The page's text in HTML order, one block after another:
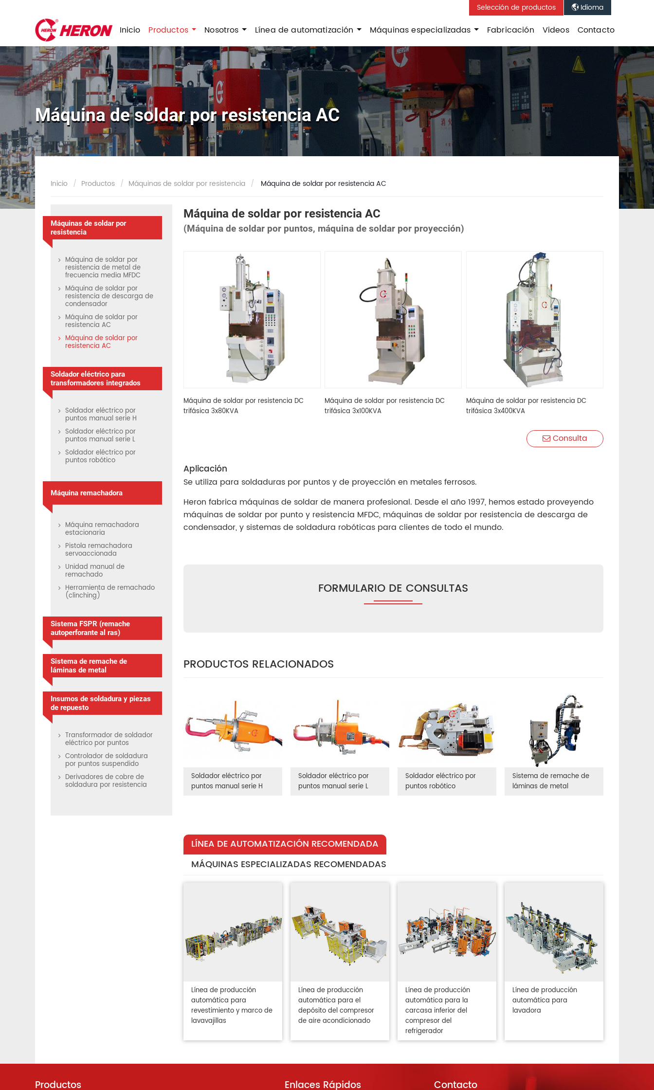
Selección de productos  Idioma
Inicio Productos Nosotros Línea de automatización Máquinas especializadas Fabricación Videos Contacto
Máquina de soldar por resistencia AC
Inicio Productos Máquinas de soldar por resistencia Máquina de soldar por resistencia AC
Máquina de soldar por resistencia AC
(Máquina de soldar por puntos, máquina de soldar por proyección)
Máquina de soldar por resistencia DC
trifásica 3x80KVA
Máquina de soldar por resistencia DC
trifásica 3x100KVA
Máquina de soldar por resistencia DC
trifásica 3x400KVA
Consulta
Aplicación
Se utiliza para soldaduras por puntos y de proyección en metales ferrosos.
Heron fabrica máquinas de soldar de manera profesional. Desde el año 1997, hemos estado proveyendo
máquinas de soldar por punto y resistencia MFDC, máquinas de soldar por resistencia de descarga de
condensador, y sistemas de soldadura robóticas para clientes de todo el mundo.
FORMULARIO DE CONSULTAS
PRODUCTOS RELACIONADOS
Soldador eléctrico por
puntos manual serie H
Soldador eléctrico por
puntos manual serie L
Soldador eléctrico por
puntos robótico
Sistema de remache de
láminas de metal
LÍNEA DE AUTOMATIZACIÓN RECOMENDADA
MÁQUINAS ESPECIALIZADAS RECOMENDADAS
Línea de producción
automática para
revestimiento y marco de
lavavajillas
Línea de producción
automática para el
depósito del compresor
de aire acondicionado
Línea de producción
automática para la
carcasa inferior del
compresor del
refrigerador
Línea de producción
automática para
lavadora
Máquinas de soldar por
resistencia
Máquina de soldar por
resistencia de metal de
frecuencia media MFDC
Máquina de soldar por
resistencia de descarga de
condensador
Máquina de soldar por
resistencia AC
Máquina de soldar por
resistencia AC
Soldador eléctrico para
transformadores integrados
Soldador eléctrico por
puntos manual serie H
Soldador eléctrico por
puntos manual serie L
Soldador eléctrico por
puntos robótico
Máquina remachadora
Máquina remachadora
estacionaria
Pistola remachadora
servoaccionada
Unidad manual de
remachado
Herramienta de remachado
(clinching)
Sistema FSPR (remache
autoperforante al ras)
Sistema de remache de
láminas de metal
Insumos de soldadura y piezas
de repuesto
Transformador de soldador
eléctrico por puntos
Controlador de soldadura
por puntos suspendido
Derivadores de cobre de
soldadura por resistencia
Productos Enlaces Rápidos Contacto